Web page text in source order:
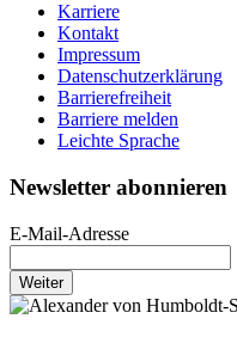
Karriere
Kontakt
Impressum
Datenschutzerklärung
Barrierefreiheit
Barriere melden
Leichte Sprache
Newsletter abonnieren
E-Mail-Adresse
Weiter